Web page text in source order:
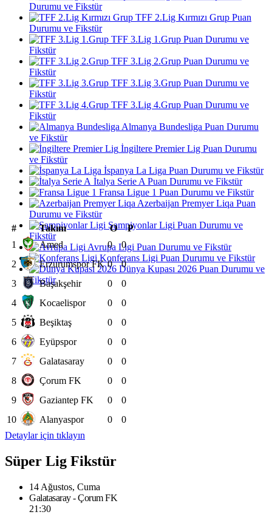
Durumu ve Fikstür
TFF 2.Lig Kırmızı Grup Puan
Durumu ve Fikstür
TFF 3.Lig 1.Grup Puan Durumu ve
Fikstür
TFF 3.Lig 2.Grup Puan Durumu ve
Fikstür
TFF 3.Lig 3.Grup Puan Durumu ve
Fikstür
TFF 3.Lig 4.Grup Puan Durumu ve
Fikstür
Almanya Bundesliga Puan Durumu
ve Fikstür
İngiltere Premier Lig Puan Durumu
ve Fikstür
İspanya La Liga Puan Durumu ve Fikstür
İtalya Serie A Puan Durumu ve Fikstür
Fransa Ligue 1 Puan Durumu ve Fikstür
Azerbaijan Premyer Liqa Puan
Durumu ve Fikstür
Şampiyonlar Ligi Puan Durumu ve
Fikstür
Avrupa Ligi Puan Durumu ve Fikstür
Konferans Ligi Puan Durumu ve Fikstür
Dünya Kupası 2026 Puan Durumu ve
Fikstür
# Takım O
P
1
Amed 0
0
2
Erzurumspor FK 0
0
3
Başakşehir 0
0
4
Kocaelispor 0
0
5
Beşiktaş 0
0
6
Eyüpspor 0
0
7
Galatasaray 0
0
8
Çorum FK 0
0
9
Gaziantep FK 0
0
10
Alanyaspor 0
0
Detaylar için tıklayın
Süper Lig Fikstür
14 Ağustos, Cuma
Galatasaray - Çorum FK
21:30